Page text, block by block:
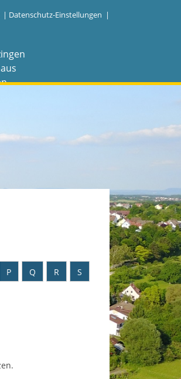
| Datenschutz-Einstellungen |
und
P Q R
S